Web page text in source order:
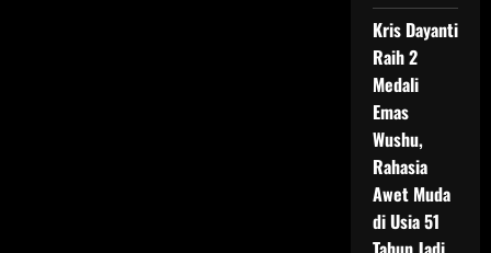
Kris Dayanti
Raih 2
Medali
Emas
Wushu,
Rahasia
Awet Muda
di Usia 51